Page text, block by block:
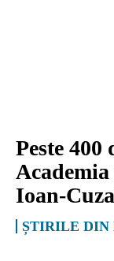
Peste
Ioan-
ȘTIRILE DIN